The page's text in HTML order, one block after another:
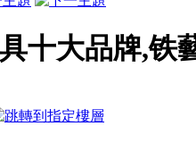
十大品牌,铁